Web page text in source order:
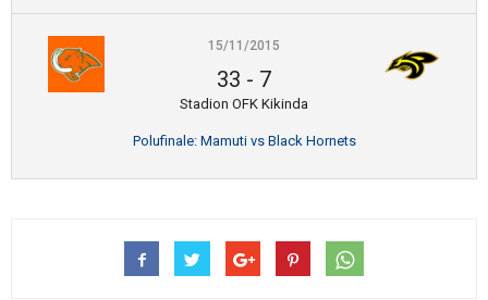
15/11/2015
33 - 7
Stadion OFK Kikinda
Polufinale: Mamuti vs Black Hornets